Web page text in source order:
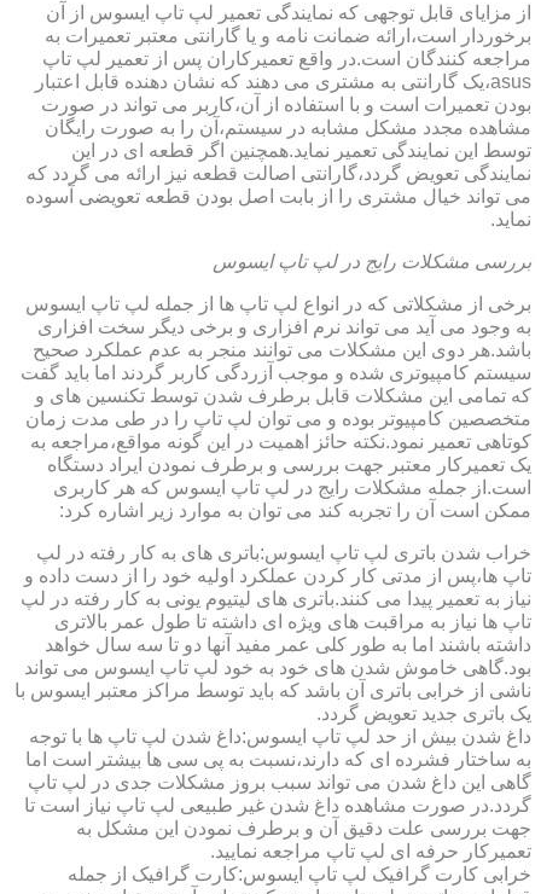
از مزایای قابل توجهی که نمایندگی تعمیر لپ تاپ ایسوس از آن
برخوردار است،ارائه ضمانت نامه و یا گارانتی معتبر تعمیرات به
مراجعه کنندگان است.در واقع تعمیرکاران پس از تعمیر لپ تاپ
asus،یک گارانتی به مشتری می دهند که نشان دهنده قابل اعتبار
بودن تعمیرات است و با استفاده از آن،کاربر می تواند در صورت
مشاهده مجدد مشکل مشابه در سیستم،آن را به صورت رایگان
توسط این نمایندگی تعمیر نماید.همچنین اگر قطعه ای در این
نمایندگی تعویض گردد،گارانتی اصالت قطعه نیز ارائه می گردد که
می تواند خیال مشتری را از بابت اصل بودن قطعه تعویضی آسوده
نماید.
بررسی مشکلات رایج در لپ تاپ ایسوس
برخی از مشکلاتی که در انواع لپ تاپ ها از جمله لپ تاپ ایسوس
به وجود می آید می تواند نرم افزاری و برخی دیگر سخت افزاری
باشد.هر دوی این مشکلات می توانند منجر به عدم عملکرد صحیح
سیستم کامپیوتری شده و موجب آزردگی کاربر گردند اما باید گفت
که تمامی این مشکلات قابل برطرف شدن توسط تکنسین های و
متخصصین کامپیوتر بوده و می توان لپ تاپ را در طی مدت زمان
کوتاهی تعمیر نمود.نکته حائز اهمیت در این گونه مواقع،مراجعه به
یک تعمیرکار معتبر جهت بررسی و برطرف نمودن ایراد دستگاه
است.از جمله مشکلات رایج در لپ تاپ ایسوس که هر کاربری
ممکن است آن را تجربه کند می توان به موارد زیر اشاره کرد:
خراب شدن باتری لپ تاپ ایسوس:باتری های به کار رفته در لپ
تاپ ها،پس از مدتی کار کردن عملکرد اولیه خود را از دست داده و
نیاز به تعمیر پیدا می کنند.باتری های لیتیوم یونی به کار رفته در لپ
تاپ ها نیاز به مراقبت های ویژه ای داشته تا طول عمر بالاتری
داشته باشند اما به طور کلی عمر مفید آنها دو تا سه سال خواهد
بود.گاهی خاموش شدن های خود به خود لپ تاپ ایسوس می تواند
ناشی از خرابی باتری آن باشد که باید توسط مراکز معتبر ایسوس با
یک باتری جدید تعویض گردد.
داغ شدن بیش از حد لپ تاپ ایسوس:داغ شدن لپ تاپ ها با توجه
به ساختار فشرده ای که دارند،نسبت به پی سی ها بیشتر است اما
گاهی این داغ شدن می تواند سبب بروز مشکلات جدی در لپ تاپ
گردد.در صورت مشاهده داغ شدن غیر طبیعی لپ تاپ نیاز است تا
جهت بررسی علت دقیق آن و برطرف نمودن این مشکل به
تعمیرکار حرفه ای لپ تاپ مراجعه نمایید.
خرابی کارت گرافیک لپ تاپ ایسوس:کارت گرافیک از جمله